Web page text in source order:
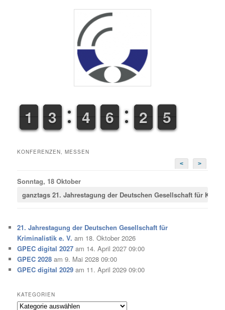
1
1
1
1 2
2
3
3 3
3
4
4 5
5
6
6 1
2
2 5
6
KONFERENZEN, MESSEN
<
>
Sonntag, 18 Oktober
ganztags21. Jahrestagung der Deutschen Gesellschaft für
21. Jahrestagung der Deutschen Gesellschaft für
Kriminalistik e. V. am 18. Oktober 2026
GPEC digital 2027 am 14. April 2027 09:00
GPEC 2028 am 9. Mai 2028 09:00
GPEC digital 2029 am 11. April 2029 09:00
KATEGORIEN
Kategorien